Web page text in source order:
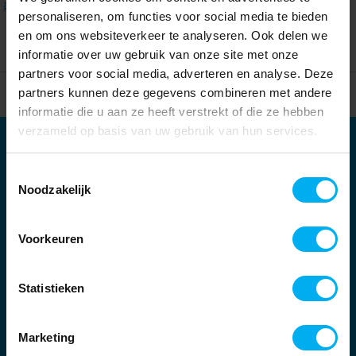
personaliseren, om functies voor social media te bieden
en om ons websiteverkeer te analyseren. Ook delen we
informatie over uw gebruik van onze site met onze
partners voor social media, adverteren en analyse. Deze
partners kunnen deze gegevens combineren met andere
informatie die u aan ze heeft verstrekt of die ze hebben
verzameld op basis van uw gebruik van hun services.
Noodzakelijk
Voorkeuren
Statistieken
Marketing
alle filters.
Home Partners
Partners
Kernpartners: